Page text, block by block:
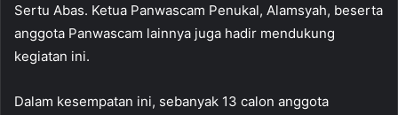
Sertu Abas. Ketua Panwascam Penukal, Alamsyah, beserta
anggota Panwascam lainnya juga hadir mendukung
kegiatan ini.
Dalam kesempatan ini, sebanyak 13 calon anggota